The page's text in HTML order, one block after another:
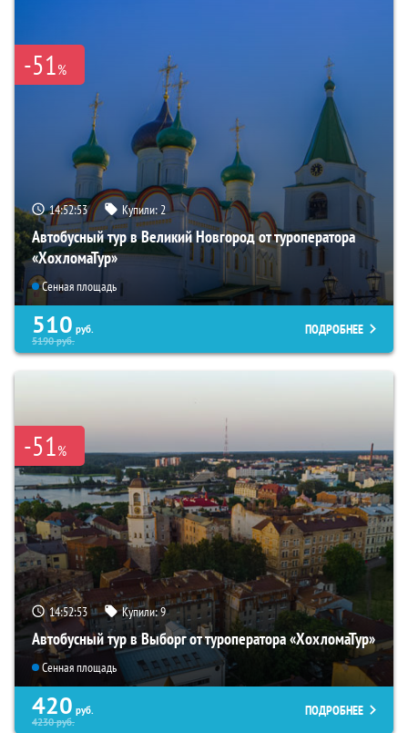
-51%
14:52:52 Купили:2
Автобусный тур в Великий Новгород от туроператора
«ХохломаТур»
Сенная площадь
510 руб.
5190руб.
ПОДРОБНЕЕ
-51%
14:52:52 Купили:9
Автобусный тур в Выборг от туроператора «ХохломаТур»
Сенная площадь
420 руб.
4230руб.
ПОДРОБНЕЕ